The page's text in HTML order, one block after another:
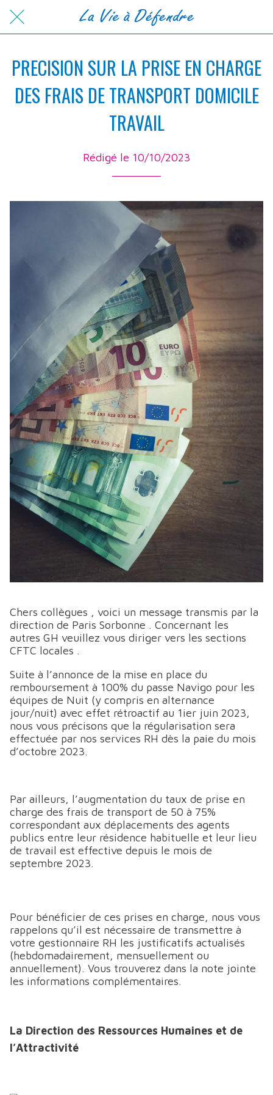
PRECISION SUR LA PRISE EN CHARGE
DES FRAIS DE TRANSPORT DOMICILE
TRAVAIL
Rédigé le 10/10/2023
Chers collègues , voici un message transmis par la
direction de Paris Sorbonne . Concernant les
autres GH veuillez vous diriger vers les sections
CFTC locales .
Suite à l’annonce de la mise en place du
remboursement à 100% du passe Navigo pour les
équipes de Nuit (y compris en alternance
jour/nuit) avec effet rétroactif au 1ier juin 2023,
nous vous précisons que la régularisation sera
effectuée par nos services RH dès la paie du mois
d’octobre 2023.
Par ailleurs, l’augmentation du taux de prise en
charge des frais de transport de 50 à 75%
correspondant aux déplacements des agents
publics entre leur résidence habituelle et leur lieu
de travail est effective depuis le mois de
septembre 2023.
Pour bénéficier de ces prises en charge, nous vous
rappelons qu’il est nécessaire de transmettre à
votre gestionnaire RH les justificatifs actualisés
(hebdomadairement, mensuellement ou
annuellement). Vous trouverez dans la note jointe
les informations complémentaires.
La Direction des Ressources Humaines et de
l’Attractivité